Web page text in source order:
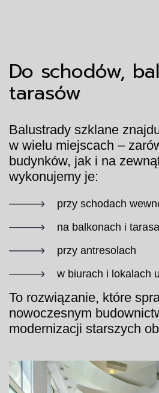
Do schodów,
tarasów
Balustrady szklane
w wielu miejscach –
budynków, jak i na
wykonujemy je:
przy schodach
na balkonach i
przy antresolach
w biurach i lokalach
To rozwiązanie, które
nowoczesnym
modernizacji starszych